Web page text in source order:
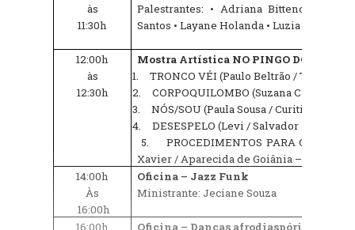
às
11:30h
Palestrantes: • Adriana Bittencourt •
Santos • Layane Holanda • Luzia Amélia •
12:00h
às
12:30h
Mostra Artística NO PINGO DO MEIO
1.
TRONCO VÉI (Paulo Beltrão / Teresina
2.
CORPOQUILOMBO (Suzana Carneiro /
3.
NÓS/SOU (Paula Sousa / Curitiba – PR)
4.
DESESPELO (Levi / Salvador – BA)
5.
PROCEDIMENTOS PARA O FIM
Xavier / Aparecida de Goiânia – GO)
14:00h
Às
16:00h
Oficina – Jazz Funk
Ministrante: Jeciane Souza
16:00h
Oficina – Danças afrodiaspóricas